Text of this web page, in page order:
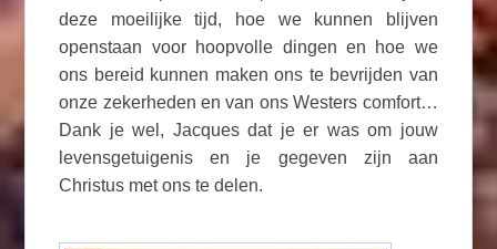
deze moeilijke tijd, hoe we kunnen blijven
openstaan voor hoopvolle dingen en hoe we
ons bereid kunnen maken ons te bevrijden van
onze zekerheden en van ons Westers comfort…
Dank je wel, Jacques dat je er was om jouw
levensgetuigenis en je gegeven zijn aan
Christus met ons te delen.